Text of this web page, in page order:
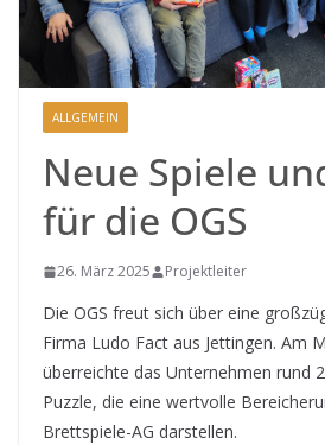
ALLGEMEIN
Neue Spiele
für die OGS
26. März 2025 Projektleiter
Die OGS freut sich über eine
Firma Ludo Fact aus Jettingen. Am
überreichte das Unternehmen rund
Puzzle, die eine wertvolle
Brettspiele-AG darstellen.